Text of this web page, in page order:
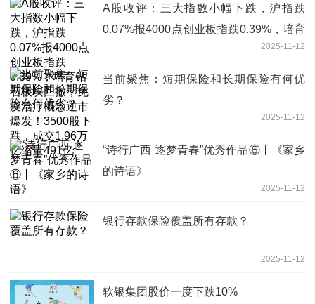
A股收评：三大指数小幅下跌，沪指跌
0.07%报4000点创业板指跌0.39%，培育
钻石板块回撤，免疫治疗概念逆市爆发！
3500股下跌，成交1.96万亿缩量491亿
2025-11-12
当前聚焦：短期保险和长期保险有何优
劣？
2025-11-12
“诗行广西 逐梦青春”优秀作品⑥丨《家乡
的诗语》
2025-11-12
银行存款保险覆盖所有存款？
2025-11-12
软银集团股价一度下跌10%